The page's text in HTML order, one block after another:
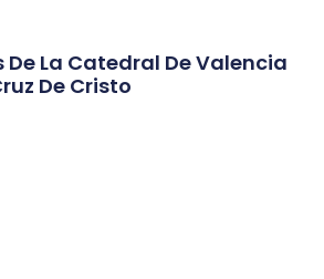
De La Catedral De Valencia
De Cristo